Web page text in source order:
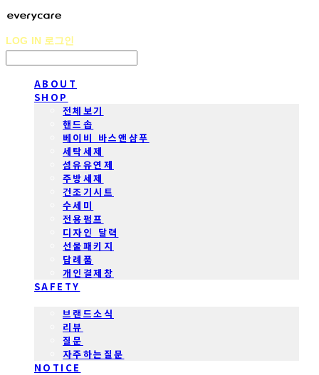
LOG IN 로그인
ABOUT
SHOP
전체보기
핸드솝
베이비 바스앤샴푸
세탁세제
섬유유연제
주방세제
건조기시트
수세미
전용펌프
디자인 달력
선물패키지
답례품
개인결제창
SAFETY
브랜드소식
리뷰
질문
자주하는질문
NOTICE